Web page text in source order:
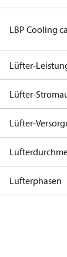
LBP Cooling
Lüfter-
Lüfter-
Lüfter-
Lüfterphasen